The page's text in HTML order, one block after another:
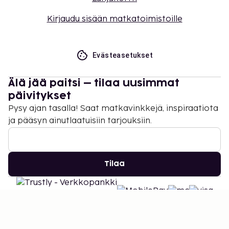
Kirjaudu sisään matkatoimistoille
Evästeasetukset
Älä jää paitsi – tilaa uusimmat
päivitykset
Pysy ajan tasalla! Saat matkavinkkejä, inspiraatiota
ja pääsyn ainutlaatuisiin tarjouksiin.
Tilaa